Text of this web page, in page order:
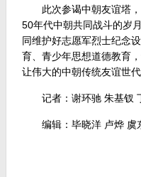
此次参谒中朝友谊塔
50年代中朝共同战斗的岁
同维护好志愿军烈士纪念
育、青少年思想道德教育
让伟大的中朝传统友谊世代
记者：谢环驰 朱基钗
编辑：毕晓洋 卢烨 虞